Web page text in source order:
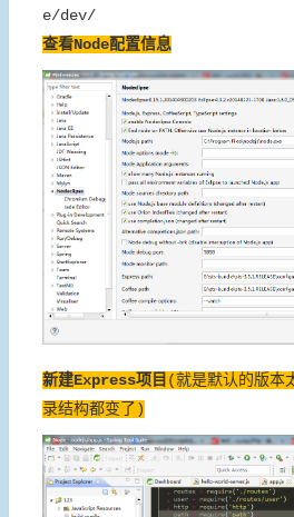
e/dev/
查看Node配置信息
新建Express项目 (就是默认的版
录结构都变了)